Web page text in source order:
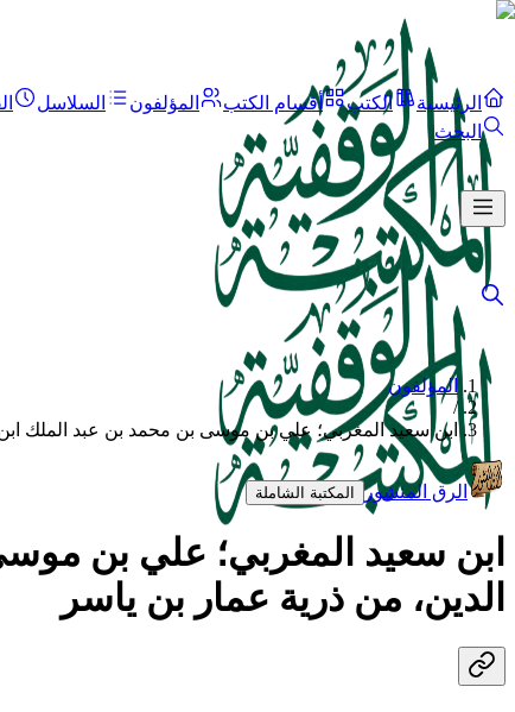
الرئيسية الكتب أقسام الكتب المؤلفون السلاسل
البحث
المؤلفون
/
ابن سعيد المغربي؛ علي بن موسى بن محمد بن عبد الملك
الرق المنشور المكتبة الشاملة
ابن سعيد المغربي؛ علي بن
الدين، من ذرية عمار بن ياسر